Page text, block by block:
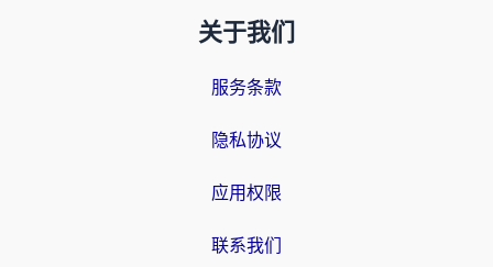
关于我们
服务条款
隐私协议
应用权限
联系我们